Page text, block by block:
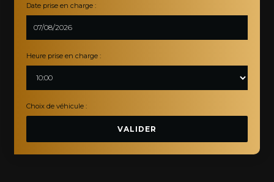
Date prise en charge :
Heure prise en charge :
Choix de véhicule :
VALIDER